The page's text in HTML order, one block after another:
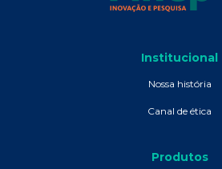
Institucional
Nossa história
Canal de ética
Produtos